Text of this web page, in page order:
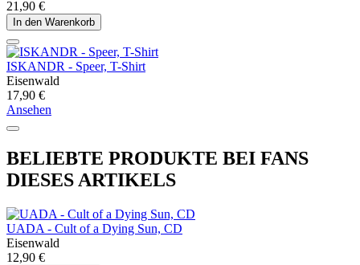
21,90 €
In den Warenkorb
ISKANDR - Speer, T-Shirt
Eisenwald
17,90 €
Ansehen
BELIEBTE PRODUKTE BEI FANS
DIESES ARTIKELS
UADA - Cult of a Dying Sun, CD
Eisenwald
12,90 €